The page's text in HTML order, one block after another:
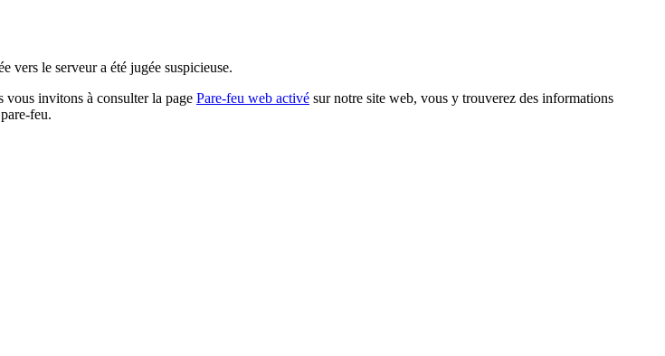
vers le serveur a été jugée suspicieuse.
vous invitons à consulter la page Pare-feu web activé sur notre site web, vous y trouverez des informations
feu.